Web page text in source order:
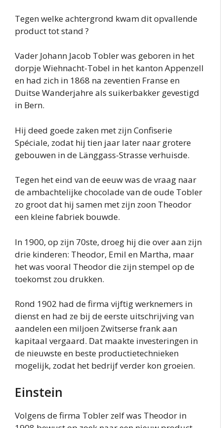
Tegen welke achtergrond kwam dit opvallende
product tot stand ?
Vader Johann Jacob Tobler was geboren in het
dorpje Wiehnacht-Tobel in het kanton Appenzell
en had zich in 1868 na zeventien Franse en
Duitse Wanderjahre als suikerbakker gevestigd
in Bern.
Hij deed goede zaken met zijn Confiserie
Spéciale, zodat hij tien jaar later naar grotere
gebouwen in de Länggass-Strasse verhuisde.
Tegen het eind van de eeuw was de vraag naar
de ambachtelijke chocolade van de oude Tobler
zo groot dat hij samen met zijn zoon Theodor
een kleine fabriek bouwde.
In 1900, op zijn 70ste, droeg hij die over aan zijn
drie kinderen: Theodor, Emil en Martha, maar
het was vooral Theodor die zijn stempel op de
toekomst zou drukken.
Rond 1902 had de firma vijftig werknemers in
dienst en had ze bij de eerste uitschrijving van
aandelen een miljoen Zwitserse frank aan
kapitaal vergaard. Dat maakte investeringen in
de nieuwste en beste productietechnieken
mogelijk, zodat het bedrijf verder kon groeien.
Einstein
Volgens de firma Tobler zelf was Theodor in